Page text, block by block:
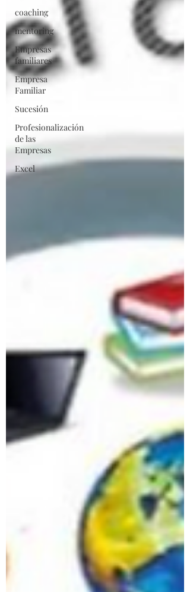
coaching
mentoring
Empresas
familiares
Empresa
Familiar
Sucesión
Profesionalización
de las
Empresas
Excel